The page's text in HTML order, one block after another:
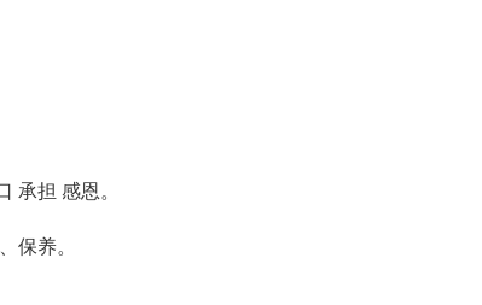
承担 感恩。
保养。